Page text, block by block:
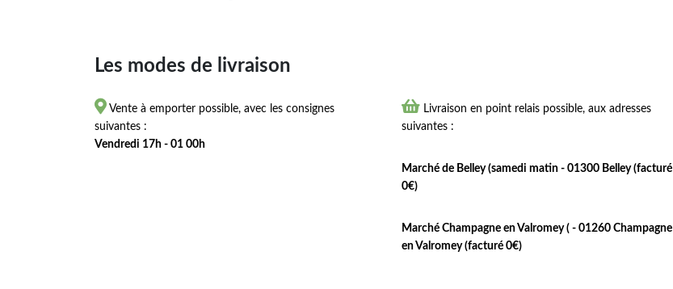
Les modes de livraison
 Vente à emporter possible, avec les consignes
suivantes :
Vendredi 17h - 01 00h
 Livraison en point relais possible, aux adresses
suivantes :
Marché de Belley (samedi matin - 01300 Belley (facturé
0€)
Marché Champagne en Valromey ( - 01260 Champagne
en Valromey (facturé 0€)